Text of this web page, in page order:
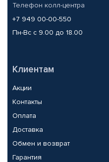
Телефон колл-центра
+7 949 00-00-550
Пн-Вс с 9.00 до 18.00
Клиентам
Акции
Контакты
Оплата
Доставка
Обмен и возврат
Гарантия